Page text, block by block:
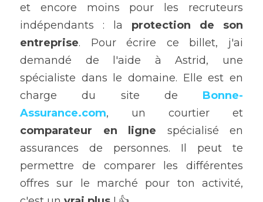
et encore moins pour les recruteurs
indépendants : la protection de son
entreprise. Pour écrire ce billet, j'ai
demandé de l'aide à Astrid, une
spécialiste dans le domaine. Elle est en
charge du site de Bonne-
Assurance.com, un courtier et
comparateur en ligne spécialisé en
assurances de personnes. Il peut te
permettre de comparer les différentes
offres sur le marché pour ton activité,